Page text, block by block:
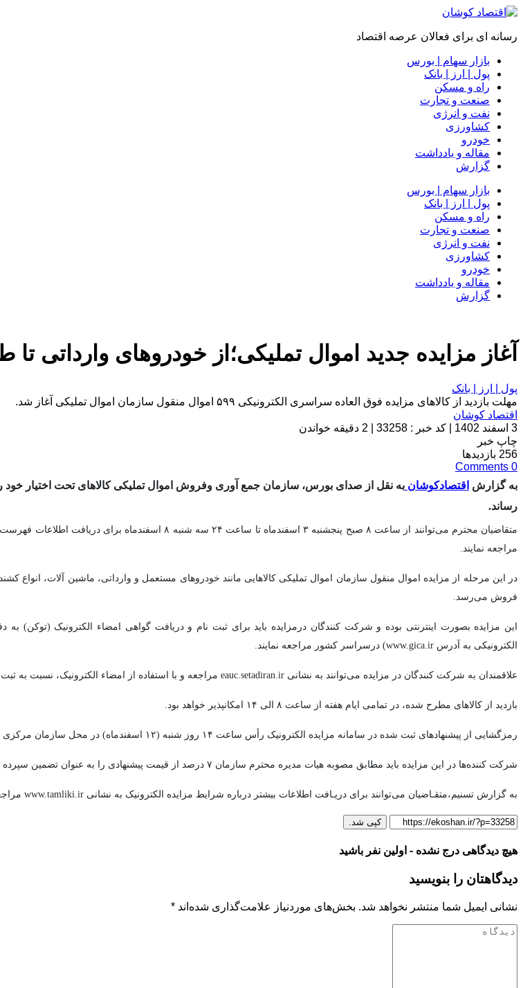
رسانه ای برای فعالان عرصه اقتصاد
بازار سهام | بورس
پول | ارز | بانک
راه و مسکن
صنعت و تجارت
نفت و انرژی
کشاورزی
خودرو
مقاله و یادداشت
گزارش
بازار سهام | بورس
پول | ارز | بانک
راه و مسکن
صنعت و تجارت
نفت و انرژی
کشاورزی
خودرو
مقاله و یادداشت
گزارش
آغاز مزايده جدید اموال تملیکی؛از خودروهای وارداتی تا
پول | ارز | بانک
مهلت بازدید از کالاهای مزایده فوق العاده سراسری الکترونیکی ۵۹۹ اموال منقول سازمان اموال تملیکی آغاز شد.
اقتصاد کوشان
3 اسفند 1402
کد خبر : 33258
2 دقیقه خواندن
چاپ خبر
256 بازدیدها
0
Comments
به گزارش اقتصادکوشان به نقل از صدای بورس، سازمان جمع آوری وفروش اموال تملیکی کالاهای تحت اختیار خود
رساند.
مراجعه نمایند.
در این مرحله از مزایده اموال منقول سازمان اموال تملیکی کالاهایی مانند خودروهای مستعمل و وارداتی، ماشین آلات، انواع
فروش می‌رسد.
این مزایده بصورت اینترنتی بوده و شرکت کنندگان درمزایده باید برای ثبت نام و دریافت گواهی امضاء الکترونیک (توکن)
الکترونیکی به آدرس www.gica.ir) درسراسر کشور مراجعه نمایند.
علاقمندان به شرکت کنندگان در مزایده می‌توانند به نشانی eauc.setadiran.ir مراجعه و با استفاده از امضاء الکترونیک، نسبت به ثبت پیشنهاد اقدام نمایند.
بازدید از کالاهای مطرح شده، در تمامی ایام هفته از ساعت ۸ الی ۱۴ امکانپذیر خواهد بود.
رمزگشایی از پیشنهادهای ثبت شده در سامانه مزایده الکترونیک رأس ساعت ۱۴ روز شنبه (۱۲ اسفندماه) در محل سازمان مرکزی انجام و اسامی برندگان مزایده در همان روز اعلام می‌شود.
شرکت کننده‌ها در این مزایده باید مطابق مصوبه هیات مدیره محترم سازمان ۷ درصد از قیمت پیشنهادی را به عنوان تضمین سپرده گذاری کنند.
به گزارش تسنیم،متقـاضیان می‌توانند برای دریـافت اطلاعات بیشتر درباره شرایط مزایده الکترونیک به نشانی www.tamliki.ir مراجعه کنند
کپی شد.
هیچ دیدگاهی درج نشده - اولین نفر باشید
دیدگاهتان را بنویسید
نشانی ایمیل شما منتشر نخواهد شد. بخش‌های موردنیاز علامت‌گذاری شده‌اند *